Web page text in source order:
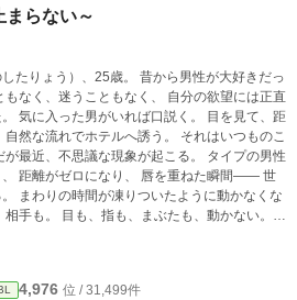
まらない～
）、25歳。 昔から男性が大好きだっ
、距
流れでホテルへ誘う。 それはいつものこ
距離がゼロになり、 唇を重ねた瞬間―― 世
くな
4,976 位 / 31,499件